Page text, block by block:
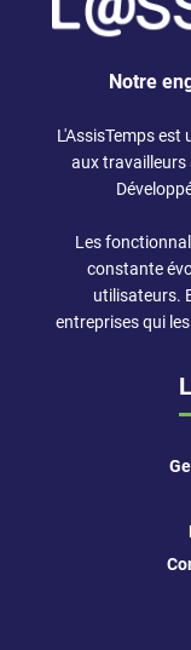
Notre
L'AssisTemps est
auxtravailleurs
Les
constante
utilisateurs.
entreprises qui